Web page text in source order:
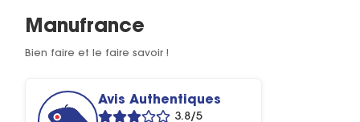
Manufrance
Bien faire et le faire savoir !
Avis Authentiques
3.8/5